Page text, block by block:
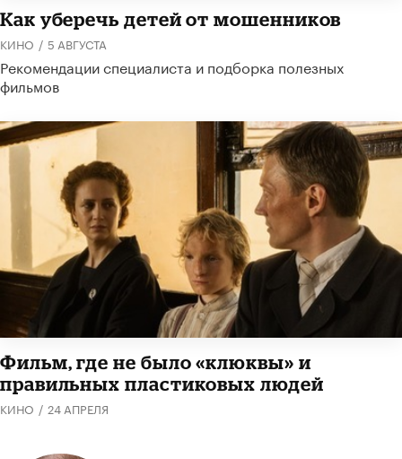
Как уберечь детей от мошенников
КИНО / 5 АВГУСТА
Рекомендации специалиста и подборка полезных
фильмов
Фильм, где не было «клюквы» и
правильных пластиковых людей
КИНО / 24 АПРЕЛЯ